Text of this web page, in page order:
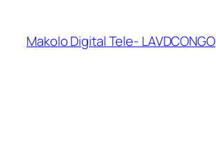
Makolo Digital Tele- LAVDCONGO